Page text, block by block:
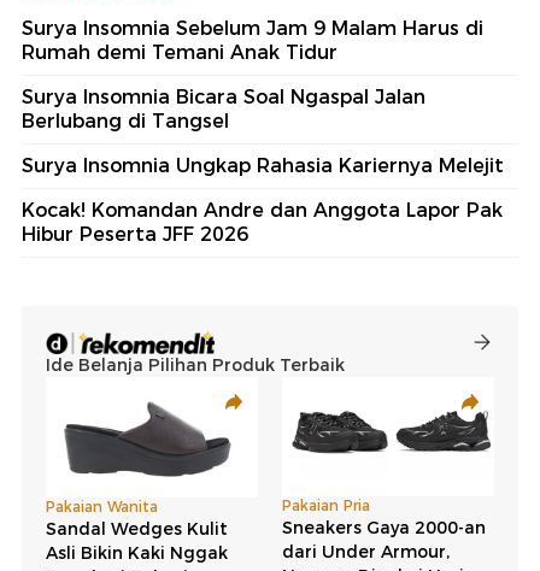
Surya Insomnia Sebelum Jam 9 Malam Harus di
Rumah demi Temani Anak Tidur
Surya Insomnia Bicara Soal Ngaspal Jalan
Berlubang di Tangsel
Surya Insomnia Ungkap Rahasia Kariernya Melejit
Kocak! Komandan Andre dan Anggota Lapor Pak
Hibur Peserta JFF 2026